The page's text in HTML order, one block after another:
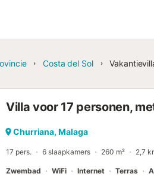
Costa del Sol
Villa voor 17 personen,
Churriana, Malaga
17 pers. 6 slaapkamers 260 m² 2,7
Zwembad WiFi Internet Terras